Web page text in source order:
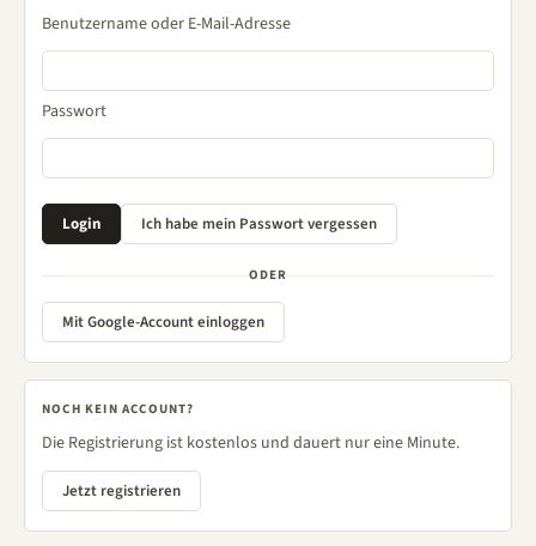
Benutzername oder E-Mail-Adresse
Passwort
ODER
Mit Google-Account einloggen
NOCH KEIN ACCOUNT?
Die Registrierung ist kostenlos und dauert nur eine Minute.
Jetzt registrieren